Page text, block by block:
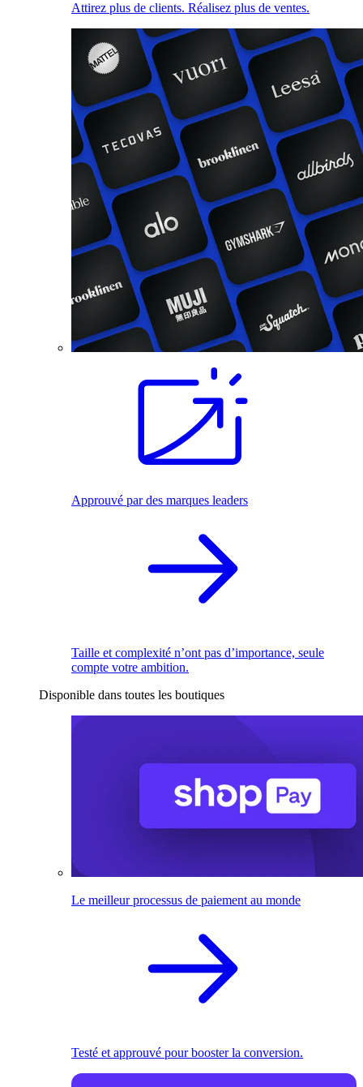
Attirez plus de clients. Réalisez plus de ventes.
Approuvé par des marques leaders
Taille et complexité n’ont pas d’importance, seule
compte votre ambition.
Disponible dans toutes les boutiques
Le meilleur processus de paiement au monde
Testé et approuvé pour booster la conversion.